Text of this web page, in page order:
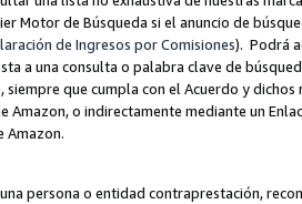
Motor de Búsqueda si el anuncio de
de Ingresos por Comisiones). Podrá
a una consulta o palabra clave de
siempre que cumpla con el Acuerdo y
Amazon, o indirectamente mediante un
Amazon.
persona o entidad contraprestación,